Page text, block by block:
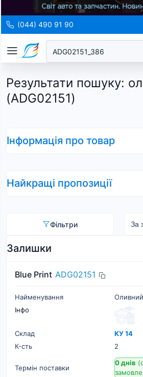
(044) 490 91 90
Результати пошуку:
(ADG02151)
Інформація про товар
Найкращі пропозиції
Фільтри
Залишки
Blue Print ADG02151
Найменування
Інфо
Склад
КУ 14
К-cть
2
Термін поставки
0 днів